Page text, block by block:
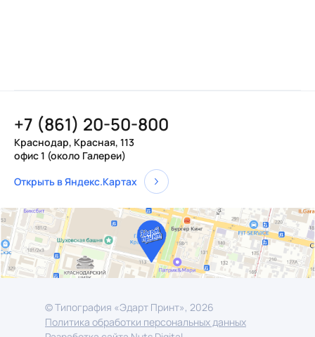
+7 (861) 20-50-800
Краснодар, Красная, 113
офис 1 (около Галереи)
Открыть в Яндекс.Картах
© Типография «Эдарт Принт», 2026
Политика обработки персональных данных